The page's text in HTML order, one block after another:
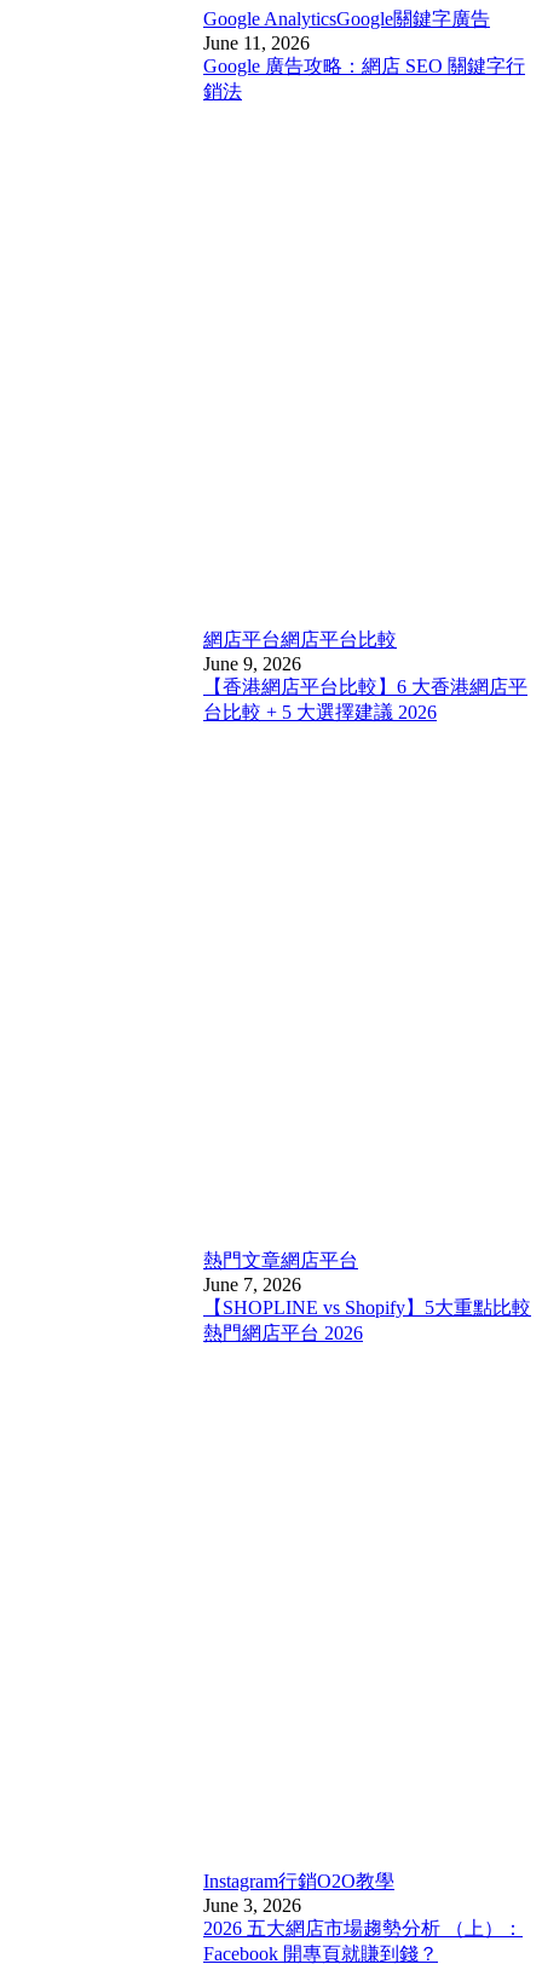
Google AnalyticsGoogle關鍵字廣告
June 11, 2026
Google 廣告攻略：網店 SEO 關鍵字行
銷法
網店平台網店平台比較
June 9, 2026
【香港網店平台比較】6 大香港網店平
台比較 + 5 大選擇建議 2026
熱門文章網店平台
June 7, 2026
【SHOPLINE vs Shopify】5大重點比較
熱門網店平台 2026
Instagram行銷O2O教學
June 3, 2026
2026 五大網店市場趨勢分析 （上）：
Facebook 開專頁就賺到錢？